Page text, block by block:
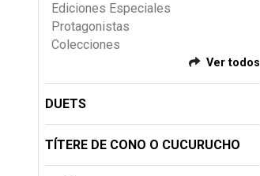
Ediciones Especiales
Protagonistas
Colecciones
Ver todos
DUETS
TÍTERE DE CONO O CUCURUCHO